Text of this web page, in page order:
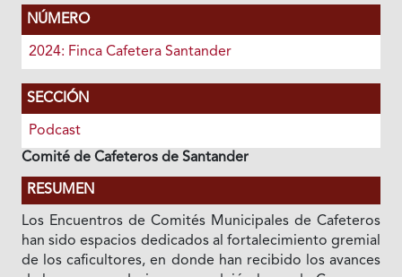
NÚMERO
2024: Finca Cafetera Santander
SECCIÓN
Podcast
Comité de Cafeteros de Santander
RESUMEN
Los Encuentros de Comités Municipales de Cafeteros
han sido espacios dedicados al fortalecimiento gremial
de los caficultores, en donde han recibido los avances